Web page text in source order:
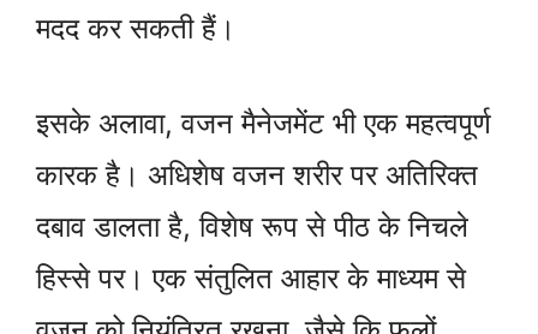
मदद कर सकती हैं।
इसके अलावा, वजन मैनेजमेंट भी एक महत्वपूर्ण
कारक है। अधिशेष वजन शरीर पर अतिरिक्त
दबाव डालता है, विशेष रूप से पीठ के निचले
हिस्से पर। एक संतुलित आहार के माध्यम से